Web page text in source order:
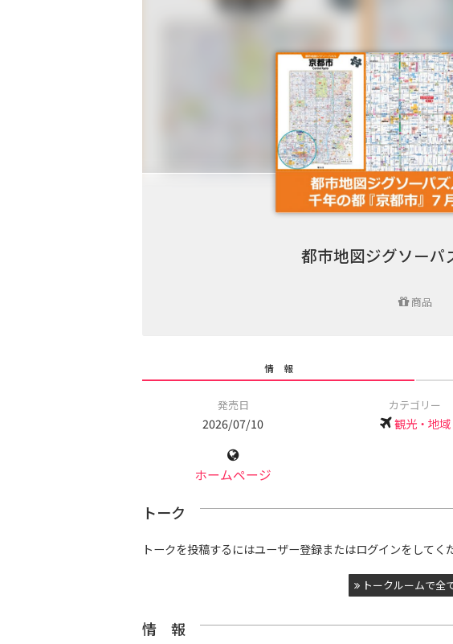
都市地図ジグソーパ
商品
情 報
発売日
2026/07/10
カテゴリー
観光・地域
ホームページ
トーク
トークを投稿するにはユーザー登録またはログインをしてく
トークルームで全
情 報